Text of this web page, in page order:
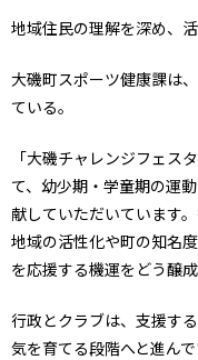
地域住民の理解を深め、
大磯町スポーツ健康課は
ている。
「大磯チャレンジフェス
て、幼少期・学童期の運
献していただいています
地域の活性化や町の知名
を応援する機運をどう醸
行政とクラブは、支援す
気を育てる段階へと進んで